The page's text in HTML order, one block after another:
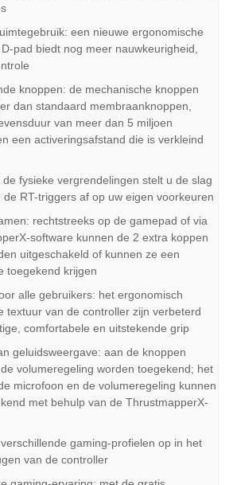
een nieuwe ergonomische
pad biedt nog meer nauwkeurigheid,
knoppen: de mechanische knoppen
dan standaard membraanknoppen,
van meer dan 5 miljoen
een activeringsafstand die is verkleind
de fysieke vergrendelingen stelt u de slag
de RT-triggers af op uw eigen voorkeuren
rechtstreeks op de gamepad of via
software kunnen de 2 extra koppen
uitgeschakeld of kunnen ze een
toegekend krijgen
alle gebruikers: het ergonomisch
textuur van de controller zijn verbeterd
comfortabele en uitstekende grip
geluidsweergave: aan de knoppen
volumeregeling worden toegekend; het
microfoon en de volumeregeling kunnen
met behulp van de ThrustmapperX-
gaming-profielen op in het
van de controller